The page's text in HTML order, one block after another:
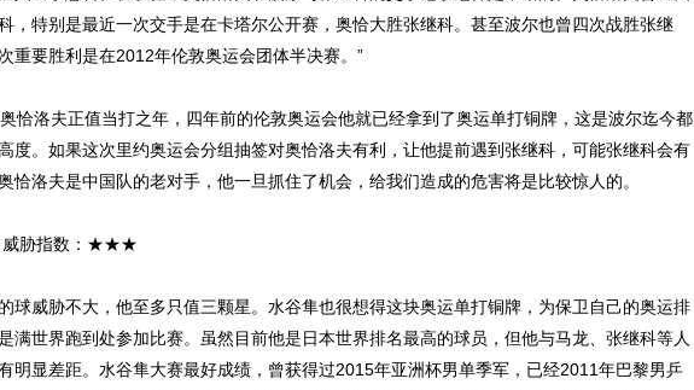
，特别是最近一次交手是在卡塔尔公开赛，奥恰大胜张继科。甚至波尔也曾四次战胜张继
重要胜利是在2012年伦敦奥运会团体半决赛。”
洛夫正值当打之年，四年前的伦敦奥运会他就已经拿到了奥运单打铜牌，这是波尔迄今都
度。如果这次里约奥运会分组抽签对奥恰洛夫有利，让他提前遇到张继科，可能张继科会有
恰洛夫是中国队的老对手，他一旦抓住了机会，给我们造成的危害将是比较惊人的。
胁指数：★★★
威胁不大，他至多只值三颗星。水谷隼也很想得这块奥运单打铜牌，为保卫自己的奥运排
满世界跑到处参加比赛。虽然目前他是日本世界排名最高的球员，但他与马龙、张继科等人
明显差距。水谷隼大赛最好成绩，曾获得过2015年亚洲杯男单季军，已经2011年巴黎男乒